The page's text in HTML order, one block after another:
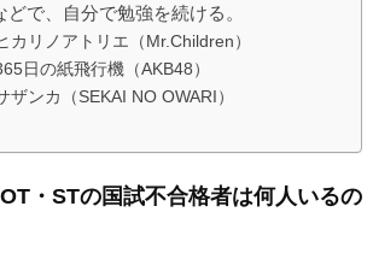
どで、自分で勉強を続ける。
カリノアトリエ（Mr.Children）
日の紙飛行機（AKB48）
ザンカ（SEKAI NO OWARI）
・STの国試不合格者は何人いるの